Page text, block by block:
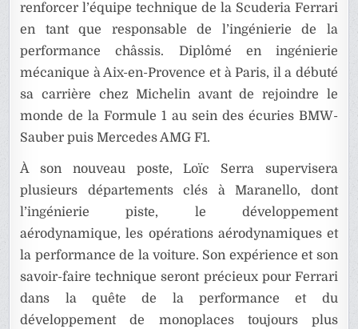
renforcer l’équipe technique de la Scuderia Ferrari
en tant que responsable de l’ingénierie de la
performance châssis. Diplômé en ingénierie
mécanique à Aix-en-Provence et à Paris, il a débuté
sa carrière chez Michelin avant de rejoindre le
monde de la Formule 1 au sein des écuries BMW-
Sauber puis Mercedes AMG F1.
À son nouveau poste, Loïc Serra supervisera
plusieurs départements clés à Maranello, dont
l’ingénierie piste, le développement
aérodynamique, les opérations aérodynamiques et
la performance de la voiture. Son expérience et son
savoir-faire technique seront précieux pour Ferrari
dans la quête de la performance et du
développement de monoplaces toujours plus